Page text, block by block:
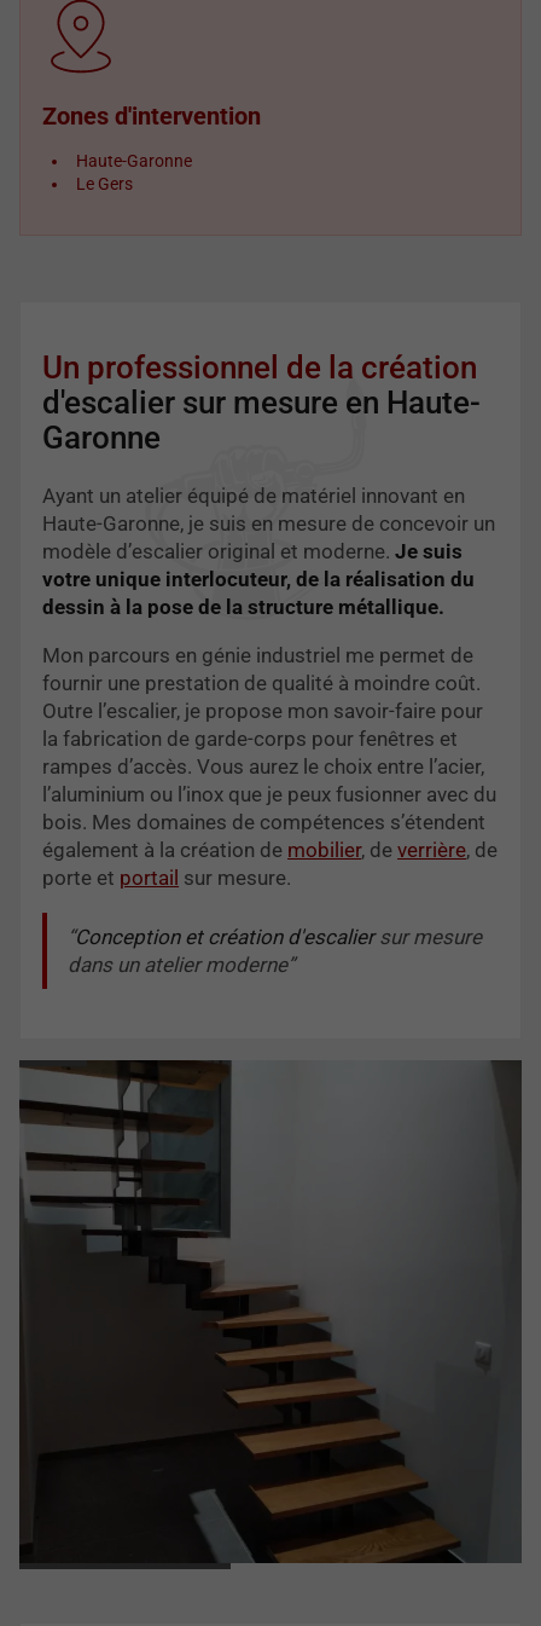
Zones d'intervention
Haute-Garonne
Le Gers
Un professionnel de la création
d'escalier sur mesure en Haute-
Garonne
Ayant un atelier équipé de matériel innovant en
Haute-Garonne, je suis en mesure de concevoir un
modèle d’escalier original et moderne.Je suis
votre unique interlocuteur, de la réalisation du
dessin à la pose de la structure métallique.
Mon parcours en génie industriel me permet de
fournir une prestation de qualité à moindre coût.
Outre l’escalier, je propose mon savoir-faire pour
la fabrication de garde-corps pour fenêtres et
rampes d’accès. Vous aurez le choix entre l’acier,
l’aluminium ou l’inox que je peux fusionner avec du
bois. Mes domaines de compétences s’étendent
également à la création de mobilier, deverrière, de
porte et portail sur mesure.
Conception et création d'escaliersur mesure
dans un atelier moderne